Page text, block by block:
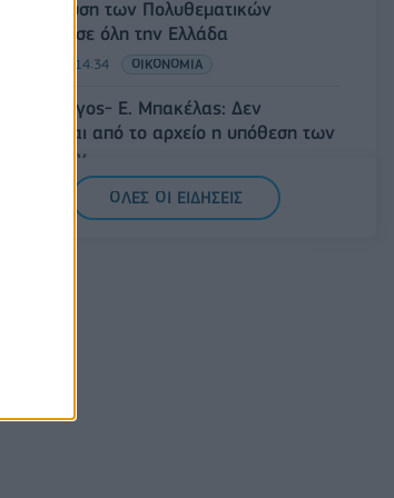
την ενίσχυση των Πολυθεματικών
Φεστιβάλ σε όλη την Ελλάδα
07/08/2026 - 14:34 ΟΙΚΟΝΟΜΙΑ
Άρειος Πάγος- Ε. Μπακέλας: Δεν
ανασύρεται από το αρχείο η υπόθεση των
υποκλοπών
07/08/2026 - 14:11 ΕΛΛΑΔΑ
ΟΛΕΣ ΟΙ ΕΙΔΗΣΕΙΣ